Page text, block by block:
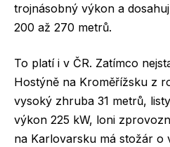
trojnásobný výkon a
200 až 270 metrů.
To platí i v ČR. Zatímco
Hostýně na Kroměřížsku z
vysoký zhruba 31 metrů,
výkon 225 kW, loni
na Karlovarsku má stožár o